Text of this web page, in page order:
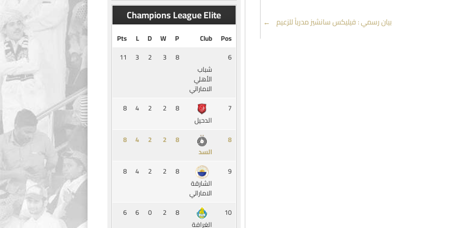
بيان رسمي : فيليكس سانشيز مدرباً للزعيم →
Champions League Elite
Pos
Club
P
W
D
L
Pts
6
شباب
الأهلي
الاماراتي
8
3
2
3
11
7
الدحيل
8
2
2
4
8
8
السد
8
2
2
4
8
9
الشارقة
الاماراتي
8
2
2
4
8
10
الغرافة
8
2
0
6
6